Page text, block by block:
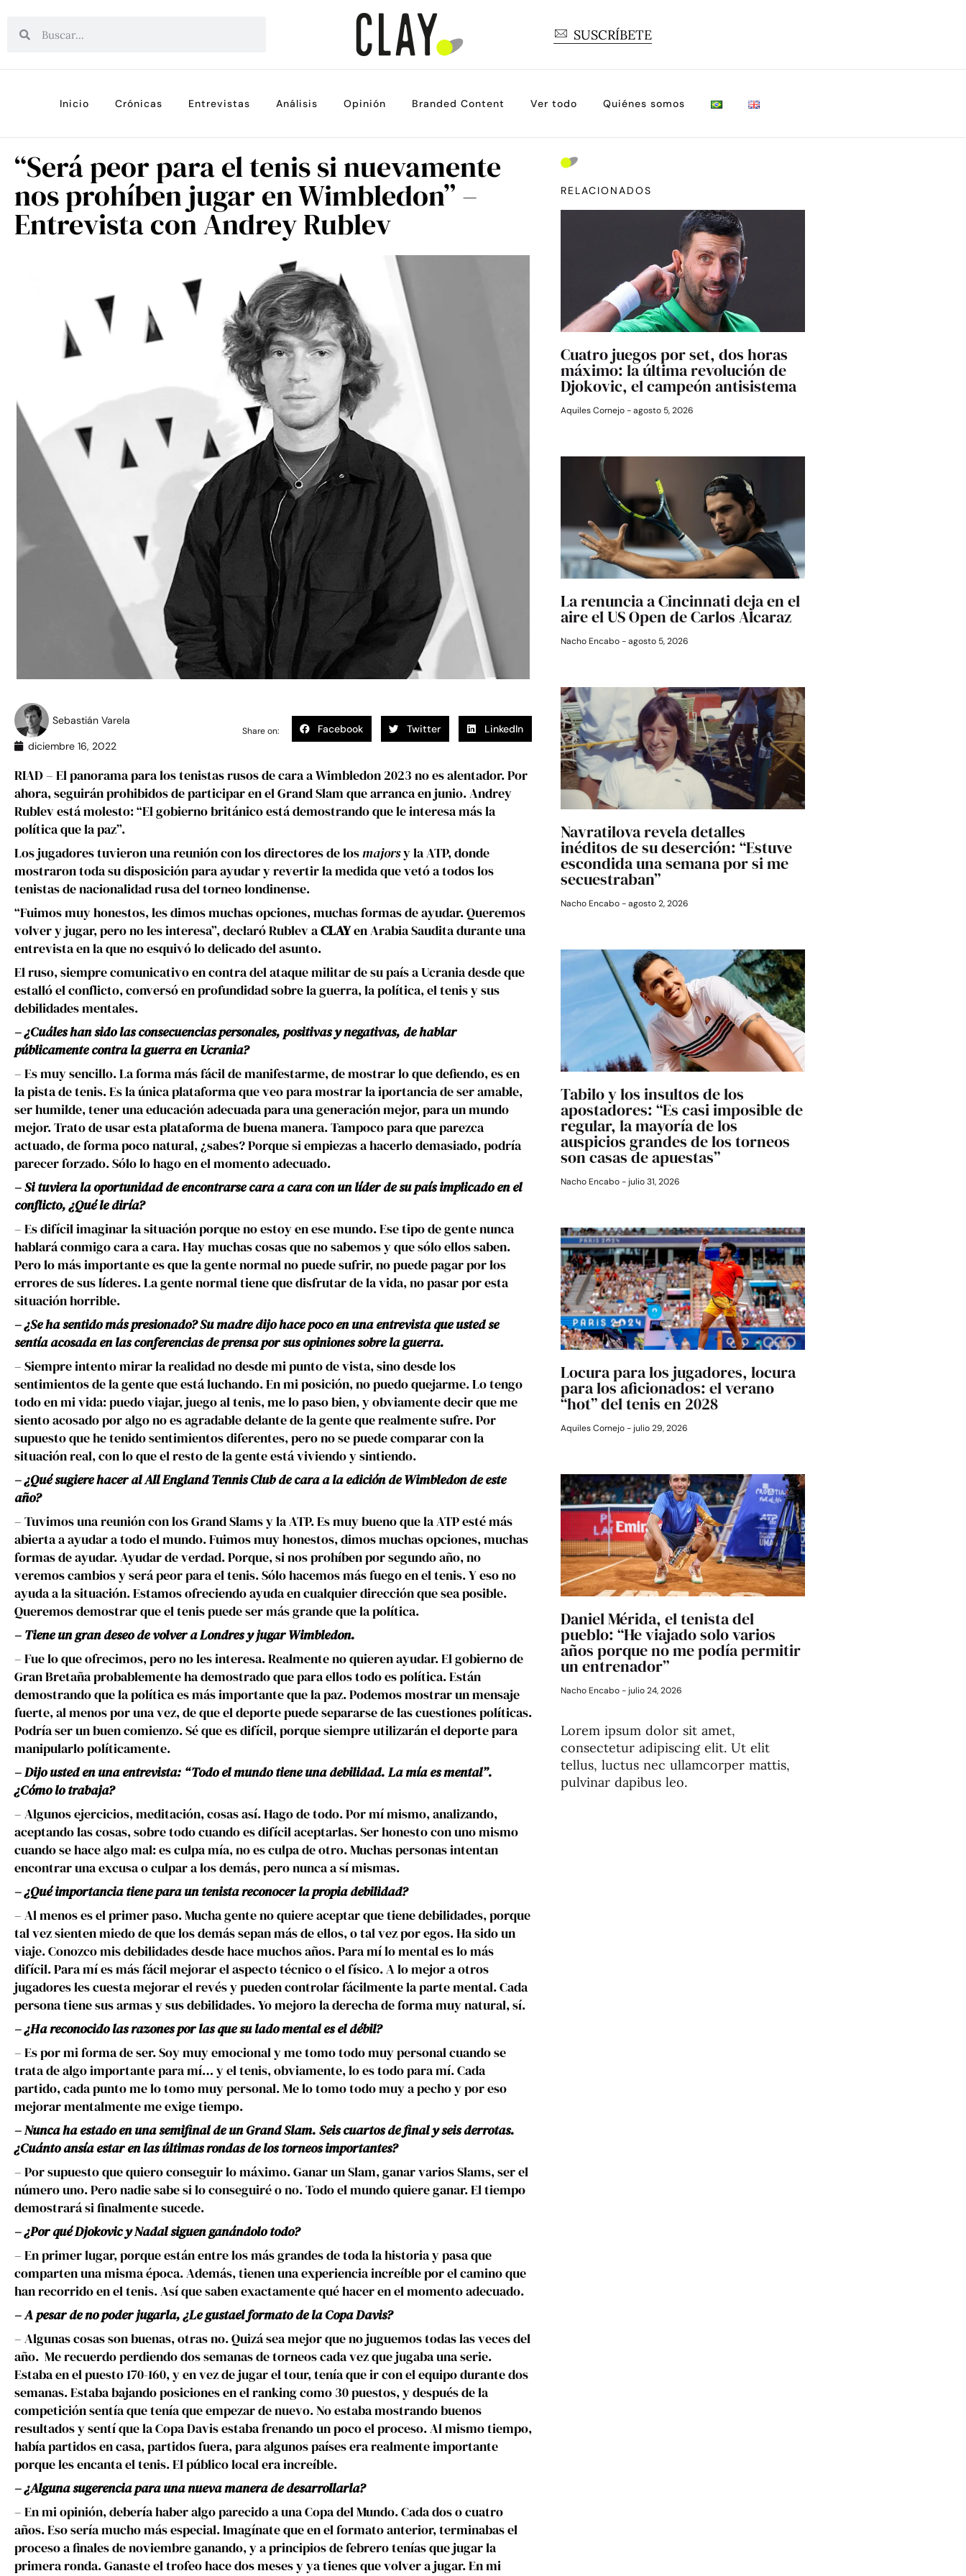
SUSCRÍBETE
Inicio Crónicas Entrevistas Análisis Opinión Branded Content Ver todo Quiénes somos
“Será peor para el tenis si nuevamente
nos prohíben jugar en Wimbledon” –
Entrevista con Andrey Rublev
Sebastián Varela
diciembre 16, 2022
Share on: Facebook Twitter LinkedIn
RIAD – El panorama para los tenistas rusos de cara a Wimbledon 2023 no es alentador. Por
ahora, seguirán prohibidos de participar en el Grand Slam que arranca en junio. Andrey
Rublev está molesto: “El gobierno británico está demostrando que le interesa más la
política que la paz”.
Los jugadores tuvieron una reunión con los directores de losmajorsy la ATP, donde
mostraron toda su disposición para ayudar y revertir la medida que vetó a todos los
tenistas de nacionalidad rusa del torneo londinense.
“Fuimos muy honestos, les dimos muchas opciones, muchas formas de ayudar. Queremos
volver y jugar, pero no les interesa”, declaró Rublev aCLAYen Arabia Saudita durante una
entrevista en la que no esquivó lo delicado del asunto.
El ruso, siempre comunicativo en contra del ataque militar de su país a Ucrania desde que
estalló el conflicto, conversó en profundidad sobre la guerra, la política, el tenis y sus
debilidades mentales.
– ¿Cuáles han sido las consecuencias personales, positivas y negativas, de hablar
públicamente contra la guerra en Ucrania?
– Es muy sencillo. La forma más fácil de manifestarme, de mostrar lo que defiendo, es en
la pista de tenis. Es la única plataforma que veo para mostrar la iportancia de ser amable,
ser humilde, tener una educación adecuada para una generación mejor, para un mundo
mejor. Trato de usar esta plataforma de buena manera. Tampoco para que parezca
actuado, de forma poco natural, ¿sabes? Porque si empiezas a hacerlo demasiado, podría
parecer forzado. Sólo lo hago en el momento adecuado.
– Si tuviera la oportunidad de encontrarse cara a cara con un líder de su país implicado en el
conflicto, ¿Qué le diría?
– Es difícil imaginar la situación porque no estoy en ese mundo. Ese tipo de gente nunca
hablará conmigo cara a cara. Hay muchas cosas que no sabemos y que sólo ellos saben.
Pero lo más importante es que la gente normal no puede sufrir, no puede pagar por los
errores de sus líderes. La gente normal tiene que disfrutar de la vida, no pasar por esta
situación horrible.
– ¿Se ha sentido más presionado? Su madre dijo hace poco en una entrevista que usted se
sentía acosada en las conferencias de prensa por sus opiniones sobre la guerra.
– Siempre intento mirar la realidad no desde mi punto de vista, sino desde los
sentimientos de la gente que está luchando. En mi posición, no puedo quejarme. Lo tengo
todo en mi vida: puedo viajar, juego al tenis, me lo paso bien, y obviamente decir que me
siento acosado por algo no es agradable delante de la gente que realmente sufre. Por
supuesto que he tenido sentimientos diferentes, pero no se puede comparar con la
situación real, con lo que el resto de la gente está viviendo y sintiendo.
– ¿Qué sugiere hacer al All England Tennis Club de cara a la edición de Wimbledon de este
año?
– Tuvimos una reunión con los Grand Slams y la ATP. Es muy bueno que la ATP esté más
abierta a ayudar a todo el mundo. Fuimos muy honestos, dimos muchas opciones, muchas
formas de ayudar. Ayudar de verdad. Porque, si nos prohíben por segundo año, no
veremos cambios y será peor para el tenis. Sólo hacemos más fuego en el tenis. Y eso no
ayuda a la situación. Estamos ofreciendo ayuda en cualquier dirección que sea posible.
Queremos demostrar que el tenis puede ser más grande que la política.
– Tiene un gran deseo de volver a Londres y jugar Wimbledon.
– Fue lo que ofrecimos, pero no les interesa. Realmente no quieren ayudar. El gobierno de
Gran Bretaña probablemente ha demostrado que para ellos todo es política. Están
demostrando que la política es más importante que la paz. Podemos mostrar un mensaje
fuerte, al menos por una vez, de que el deporte puede separarse de las cuestiones políticas.
Podría ser un buen comienzo. Sé que es difícil, porque siempre utilizarán el deporte para
manipularlo políticamente.
– Dijo usted en una entrevista: “Todo el mundo tiene una debilidad. La mía es mental”.
¿Cómo lo trabaja?
– Algunos ejercicios, meditación, cosas así. Hago de todo. Por mí mismo, analizando,
aceptando las cosas, sobre todo cuando es difícil aceptarlas. Ser honesto con uno mismo
cuando se hace algo mal: es culpa mía, no es culpa de otro. Muchas personas intentan
encontrar una excusa o culpar a los demás, pero nunca a sí mismas.
– ¿Qué importancia tiene para un tenista reconocer la propia debilidad?
– Al menos es el primer paso. Mucha gente no quiere aceptar que tiene debilidades, porque
tal vez sienten miedo de que los demás sepan más de ellos, o tal vez por egos. Ha sido un
viaje. Conozco mis debilidades desde hace muchos años. Para mí lo mental es lo más
difícil. Para mí es más fácil mejorar el aspecto técnico o el físico. A lo mejor a otros
jugadores les cuesta mejorar el revés y pueden controlar fácilmente la parte mental. Cada
persona tiene sus armas y sus debilidades. Yo mejoro la derecha de forma muy natural, sí.
– ¿Ha reconocido las razones por las que su lado mental es el débil?
– Es por mi forma de ser. Soy muy emocional y me tomo todo muy personal cuando se
trata de algo importante para mí… y el tenis, obviamente, lo es todo para mí. Cada
partido, cada punto me lo tomo muy personal. Me lo tomo todo muy a pecho y por eso
mejorar mentalmente me exige tiempo.
– Nunca ha estado en una semifinal de un Grand Slam. Seis cuartos de final y seis derrotas.
¿Cuánto ansía estar en las últimas rondas de los torneos importantes?
– Por supuesto que quiero conseguir lo máximo. Ganar un Slam, ganar varios Slams, ser el
número uno. Pero nadie sabe si lo conseguiré o no. Todo el mundo quiere ganar. El tiempo
demostrará si finalmente sucede.
– ¿Por qué Djokovic y Nadal siguen ganándolo todo?
– En primer lugar, porque están entre los más grandes de toda la historia y pasa que
comparten una misma época. Además, tienen una experiencia increíble por el camino que
han recorrido en el tenis. Así que saben exactamente qué hacer en el momento adecuado.
– A pesar de no poder jugarla, ¿Le gustael formato de la Copa Davis?
– Algunas cosas son buenas, otras no. Quizá sea mejor que no juguemos todas las veces del
año. Me recuerdo perdiendo dos semanas de torneos cada vez que jugaba una serie.
Estaba en el puesto 170-160, y en vez de jugar el tour, tenía que ir con el equipo durante dos
semanas. Estaba bajando posiciones en el ranking como 30 puestos, y después de la
competición sentía que tenía que empezar de nuevo. No estaba mostrando buenos
resultados y sentí que la Copa Davis estaba frenando un poco el proceso. Al mismo tiempo,
había partidos en casa, partidos fuera, para algunos países era realmente importante
porque les encanta el tenis. El público local era increíble.
– ¿Alguna sugerencia para una nueva manera de desarrollarla?
– En mi opinión, debería haber algo parecido a una Copa del Mundo. Cada dos o cuatro
años. Eso sería mucho más especial. Imagínate que en el formato anterior, terminabas el
proceso a finales de noviembre ganando, y a principios de febrero tenías que jugar la
primera ronda. Ganaste el trofeo hace dos meses y ya tienes que volver a jugar. En mi
RELACIONADOS
Cuatro juegos por set, dos horas
máximo: la última revolución de
Djokovic, el campeón antisistema
Aquiles Cornejo agosto 5, 2026
La renuncia a Cincinnati deja en el
aire el US Open de Carlos Alcaraz
Nacho Encabo agosto 5, 2026
Navratilova revela detalles
inéditos de su deserción: “Estuve
escondida una semana por si me
secuestraban”
Nacho Encabo agosto 2, 2026
Tabilo y los insultos de los
apostadores: “Es casi imposible de
regular, la mayoría de los
auspicios grandes de los torneos
son casas de apuestas”
Nacho Encabo julio 31, 2026
Locura para los jugadores, locura
para los aficionados: el verano
“hot” del tenis en 2028
Aquiles Cornejo julio 29, 2026
Daniel Mérida, el tenista del
pueblo: “He viajado solo varios
años porque no me podía permitir
un entrenador”
Nacho Encabo julio 24, 2026
Lorem ipsum dolor sit amet,
consectetur adipiscing elit. Ut elit
tellus, luctus nec ullamcorper mattis,
pulvinar dapibus leo.